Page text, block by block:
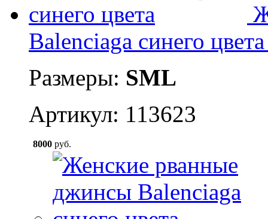
Balenciaga синего цвета
Размеры: SML
Артикул: 113623
8000 руб.